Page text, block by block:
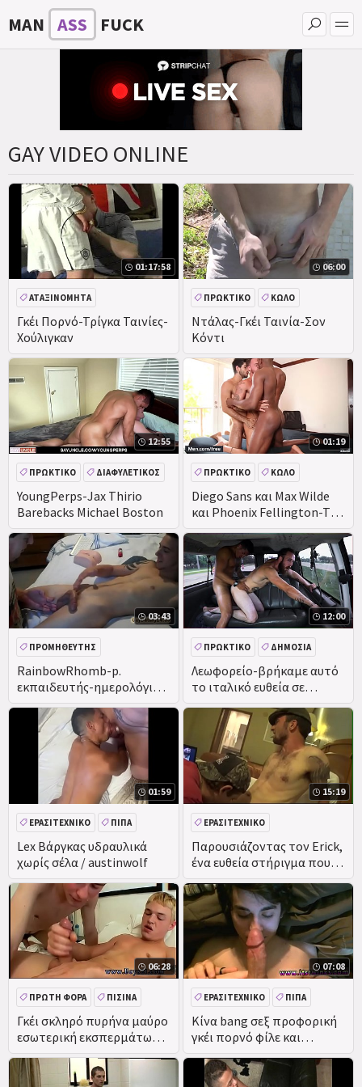
MAN ASS FUCK
GAY VIDEO ONLINE
01:17:58
Γκέι Πορνό-Τρίγκα Ταινίες-
Χούλιγκαν
ΑΤΑΞΙΝΌΜΗΤΑ
06:00
Ντάλας-Γκέι Ταινία-Σον
Κόντι
ΠΡΩΚΤΙΚΌ ΚΏΛΟ
12:55
YoungPerps-Jax Thirio
Barebacks Michael Boston
ΠΡΩΚΤΙΚΌ
ΔΙΑΦΥΛΕΤΙΚΌΣ
ΠΊΠΑ
ΜΕΓΆΛΟ ΚΑΒΛΊ
01:19
Diego Sans και Max Wilde
και Phoenix Fellington-Tre
Sesso-θεοί των ανδρών -
ΠΡΩΚΤΙΚΌ ΚΏΛΟ
03:43
RainbowRhomb-p.
εκπαιδευτής-ημερολόγια
CUMPIRE
ΠΡΟΜΗΘΕΥΤΉΣ
12:00
Λεωφορείο-βρήκαμε αυτό
το ιταλικό ευθεία σε
απευθείας σύνδεση και τον
έπαιξε
ΠΡΩΚΤΙΚΌ
ΔΗΜΌΣΙΑ
ΙΤΑΛΙΚΆ
01:59
Lex Βάργκας υδραυλικά
χωρίς σέλα / austinwolf
ΕΡΑΣΙΤΕΧΝΙΚΌ
ΠΊΠΑ
ΠΡΩΚΤΙΚΌ
15:19
Παρουσιάζοντας τον Erick,
ένα ευθεία στήριγμα που
βρήκα στο Διαδίκτυο...
ΕΡΑΣΙΤΕΧΝΙΚΌ
06:28
Γκέι σκληρό πυρήνα μαύρο
εσωτερική εκσπερμάτωση
πορνό βίντεο πρώτη
φορά, αλλά ακόμη και στην
ΠΡΏΤΗ ΦΟΡΆ
ΠΙΣΊΝΑ
ΕΡΑΣΙΤΕΧΝΙΚΌ
ΠΡΩΚΤΙΚΌ
07:08
Κίνα bang σεξ προφορική
γκέι πορνό φίλε και
Αρσενικό αυνανισμός
συσκευές βίντεο
ΕΡΑΣΙΤΕΧΝΙΚΌ
ΠΊΠΑ
ΤΟΥ ΠΡΟΣΏΠΟΥ